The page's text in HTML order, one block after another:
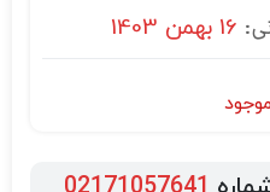
16 بهمن 1403